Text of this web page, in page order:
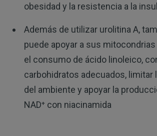
obesidad y la resistencia a la
Además de utilizar urolitina A,
puede apoyar a sus
el consumo de ácido linoleico,
carbohidratos adecuados, limitar
del ambiente y apoyar la
NAD⁺ con niacinamida